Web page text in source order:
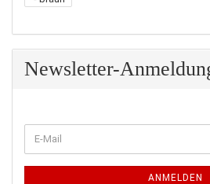
Newsletter-
ZUR
NEWSLETTER-
E-
Mail
ANMELDEN